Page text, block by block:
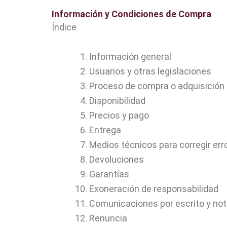
Información y Condiciones de Compra
Índice
Información general
Usuarios y otras legislaciones
Proceso de compra o adquisición
Disponibilidad
Precios y pago
Entrega
Medios técnicos para corregir
Devoluciones
Garantías
Exoneración de responsabilidad
Comunicaciones por escrito y
Renuncia